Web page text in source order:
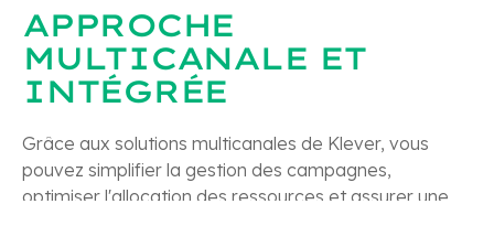
APPROCHE
MULTICANALE ET
INTÉGRÉE
Grâce aux solutions multicanales de Klever, vous
pouvez simplifier la gestion des campagnes,
optimiser l'allocation des ressources et assurer une